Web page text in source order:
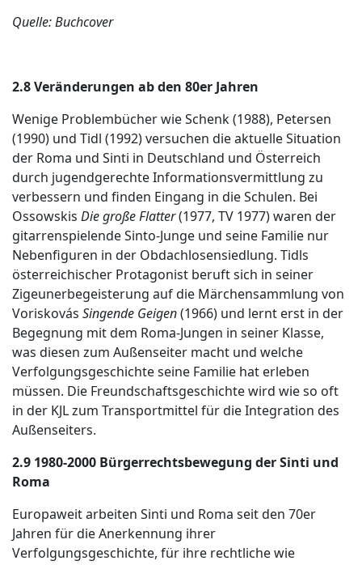
Quelle: Buchcover
2.8 Veränderungen ab den 80er Jahren
Wenige Problembücher wie Schenk (1988), Petersen
(1990) und Tidl (1992) versuchen die aktuelle Situation
der Roma und Sinti in Deutschland und Österreich
durch jugendgerechte Informationsvermittlung zu
verbessern und finden Eingang in die Schulen. Bei
Ossowskis Die große Flatter(1977, TV 1977) waren der
gitarrenspielende Sinto-Junge und seine Familie nur
Nebenfiguren in der Obdachlosensiedlung. Tidls
österreichischer Protagonist beruft sich in seiner
Zigeunerbegeisterung auf die Märchensammlung von
Voriskovás Singende Geigen(1966) und lernt erst in der
Begegnung mit dem Roma-Jungen in seiner Klasse,
was diesen zum Außenseiter macht und welche
Verfolgungsgeschichte seine Familie hat erleben
müssen. Die Freundschaftsgeschichte wird wie so oft
in der KJL zum Transportmittel für die Integration des
Außenseiters.
2.9 1980-2000 Bürgerrechtsbewegung der Sinti und
Roma
Europaweit arbeiten Sinti und Roma seit den 70er
Jahren für die Anerkennung ihrer
Verfolgungsgeschichte, für ihre rechtliche wie